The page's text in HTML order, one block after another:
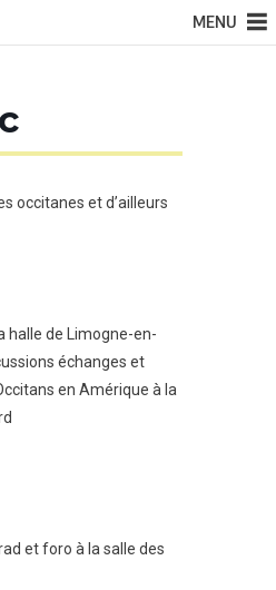
MENU
occitanes et d’ailleurs
halle de Limogne-en-
échanges et
en Amérique à la
et foro à la salle des